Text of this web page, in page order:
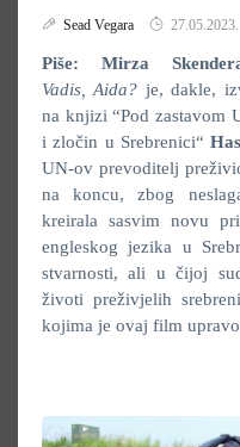
Sead Vegara 27.05.2023.
Piše: Mirza
Vadis, Aida? je, dakle,
na knjizi “Pod zastavom
i zločin u Srebrenici“
UN-ov prevoditelj
na koncu, zbog
kreirala sasvim novu
engleskog jezika u
stvarnosti, ali u čijoj
životi preživjelih
kojima je ovaj film